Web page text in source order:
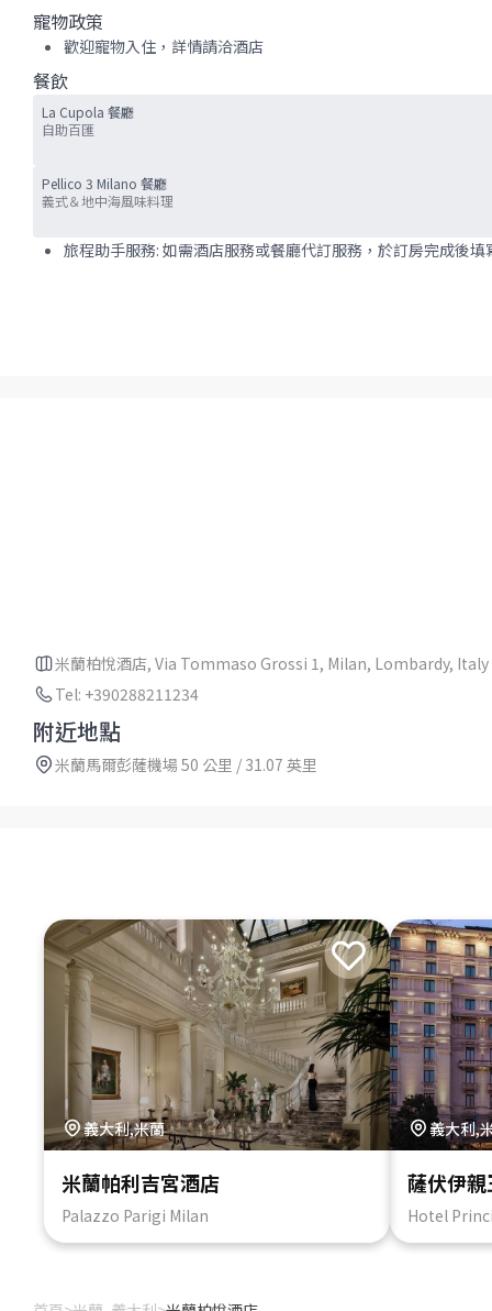
寵物政策
歡迎寵物入住，詳情請洽酒店
餐飲
La Cupola 餐廳
自助百匯
Pellico 3 Milano 餐廳
義式＆地中海風味料理
旅程助手服務: 如需酒店服務或餐廳代訂服務，於訂房完成後
米蘭柏悅酒店, Via Tommaso Grossi 1, Milan, Lombardy, Italy
Tel: +390288211234
附近地點
米蘭馬爾彭薩機場 50 公里 / 31.07 英里
義大利,米蘭
米蘭帕利吉宮酒店
Palazzo Parigi Milan
義大利,
薩伏伊
Hotel